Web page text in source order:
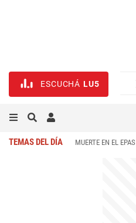
ESCUCHÁ LU5
TEMAS DEL DÍA MUERTE EN EL EPAS